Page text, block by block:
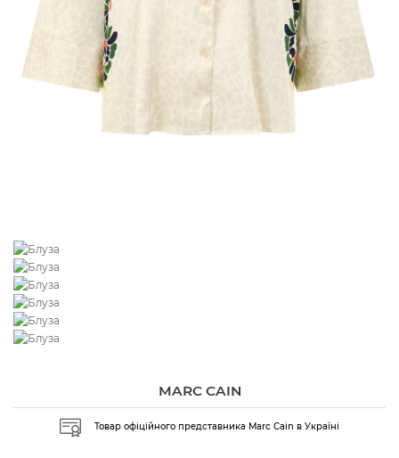
MARC CAIN
Товар офіційного представника Marc Cain в Україні